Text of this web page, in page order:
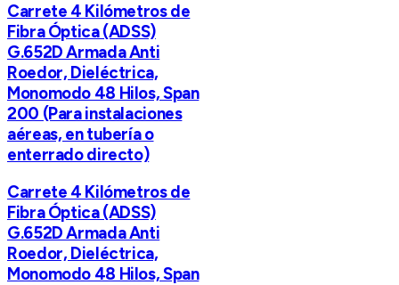
Carrete 4 Kilómetros de
Fibra Óptica (ADSS)
G.652D Armada Anti
Roedor, Dieléctrica,
Monomodo 48 Hilos, Span
200 (Para instalaciones
aéreas, en tubería o
enterrado directo)
Carrete 4 Kilómetros de
Fibra Óptica (ADSS)
G.652D Armada Anti
Roedor, Dieléctrica,
Monomodo 48 Hilos, Span